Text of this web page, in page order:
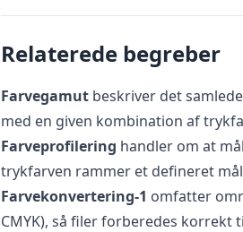
Relaterede begreber
Farvegamut beskriver det
med en given kombination af
Farveprofilering handler om at
trykfarven rammer et defineret
Farvekonvertering-1 omfatter
CMYK), så filer forberedes korrekt